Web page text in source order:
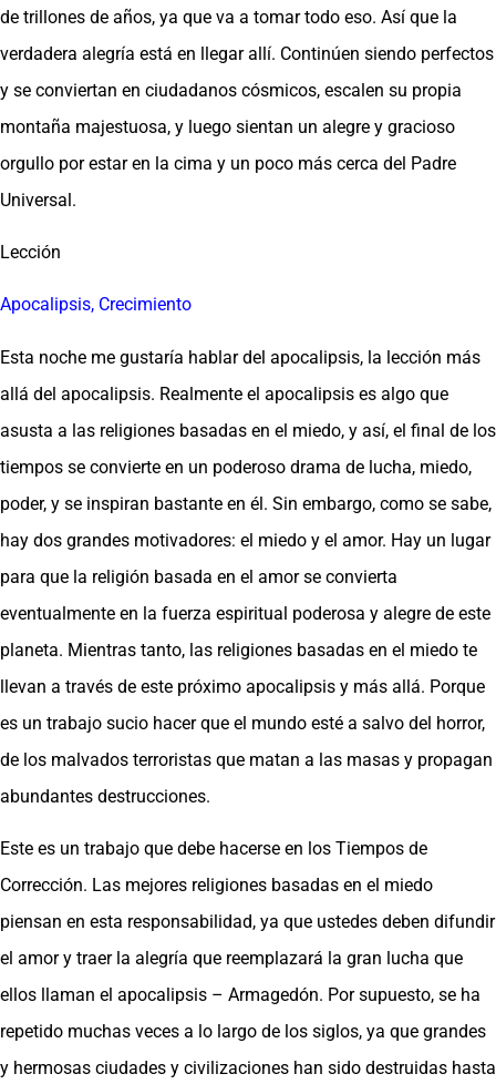
de trillones de años, ya que va a tomar todo eso. Así que la
verdadera alegría está en llegar allí. Continúen siendo perfectos
y se conviertan en ciudadanos cósmicos, escalen su propia
montaña majestuosa, y luego sientan un alegre y gracioso
orgullo por estar en la cima y un poco más cerca del Padre
Universal.
Lección
Apocalipsis, Crecimiento
Esta noche me gustaría hablar del apocalipsis, la lección más
allá del apocalipsis. Realmente el apocalipsis es algo que
asusta a las religiones basadas en el miedo, y así, el final de los
tiempos se convierte en un poderoso drama de lucha, miedo,
poder, y se inspiran bastante en él. Sin embargo, como se sabe,
hay dos grandes motivadores: el miedo y el amor. Hay un lugar
para que la religión basada en el amor se convierta
eventualmente en la fuerza espiritual poderosa y alegre de este
planeta. Mientras tanto, las religiones basadas en el miedo te
llevan a través de este próximo apocalipsis y más allá. Porque
es un trabajo sucio hacer que el mundo esté a salvo del horror,
de los malvados terroristas que matan a las masas y propagan
abundantes destrucciones.
Este es un trabajo que debe hacerse en los Tiempos de
Corrección. Las mejores religiones basadas en el miedo
piensan en esta responsabilidad, ya que ustedes deben difundir
el amor y traer la alegría que reemplazará la gran lucha que
ellos llaman el apocalipsis – Armagedón. Por supuesto, se ha
repetido muchas veces a lo largo de los siglos, ya que grandes
y hermosas ciudades y civilizaciones han sido destruidas hasta